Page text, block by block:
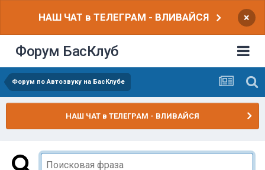
НАШ ЧАТ в ТЕЛЕГРАМ - ВЛИВАЙСЯ ×
Форум БасКлуб
Форум по Автозвуку на БасКлубе
НАШ ЧАТ в ТЕЛЕГРАМ - ВЛИВАЙСЯ